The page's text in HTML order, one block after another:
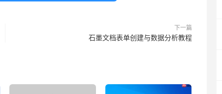
下一篇
石墨文档表单创建与数据分析教程